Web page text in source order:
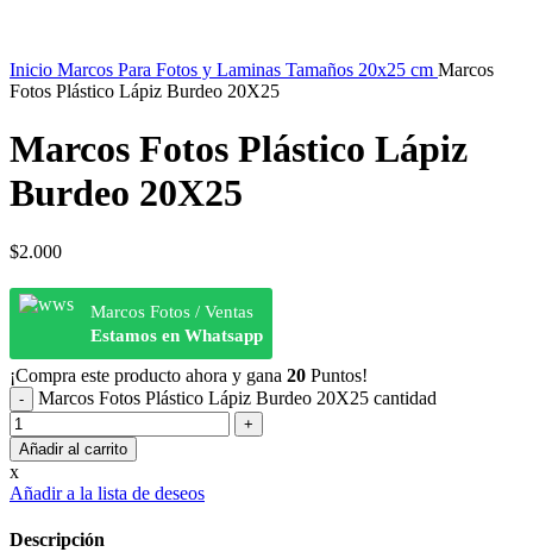
Inicio Marcos Para Fotos y Laminas Tamaños 20x25 cm Marcos
Fotos Plástico Lápiz Burdeo 20X25
Marcos Fotos Plástico Lápiz
Burdeo 20X25
$2.000
Marcos Fotos / Ventas
Estamos en Whatsapp
¡Compra este producto ahora y gana 20 Puntos!
Marcos Fotos Plástico Lápiz Burdeo 20X25 cantidad
Añadir al carrito
x
Añadir a la lista de deseos
Descripción